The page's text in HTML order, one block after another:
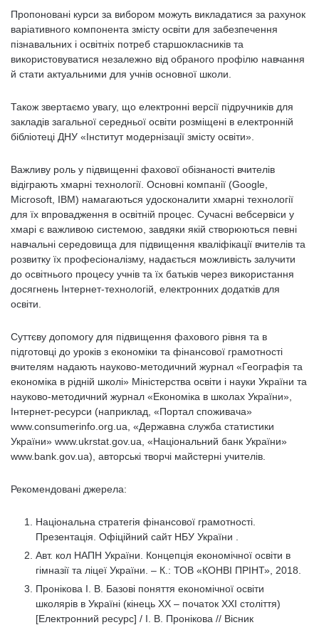
Пропоновані курси за вибором можуть викладатися за рахунок
варіативного компонента змісту освіти для забезпечення
пізнавальних і освітніх потреб старшокласників та
використовуватися незалежно від обраного профілю навчання
й стати актуальними для учнів основної школи.
Також звертаємо увагу, що електронні версії підручників для
закладів загальної середньої освіти розміщені в електронній
бібліотеці ДНУ «Інститут модернізації змісту освіти».
Важливу роль у підвищенні фахової обізнаності вчителів
відіграють хмарні технології. Основні компанії (Google,
Microsoft, IBM) намагаються удосконалити хмарні технології
для їх впровадження в освітній процес. Сучасні вебсервіси у
хмарі є важливою системою, завдяки якій створюються певні
навчальні середовища для підвищення кваліфікації вчителів та
розвитку їх професіоналізму, надається можливість залучити
до освітнього процесу учнів та їх батьків через використання
досягнень Інтернет-технологій, електронних додатків для
освіти.
Суттєву допомогу для підвищення фахового рівня та в
підготовці до уроків з економіки та фінансової грамотності
вчителям надають науково-методичний журнал «Географія та
економіка в рідній школі» Міністерства освіти і науки України та
науково-методичний журнал «Економіка в школах України»,
Інтернет-ресурси (наприклад, «Портал споживача»
www.consumerinfo.org.ua, «Державна служба статистики
України» www.ukrstat.gov.ua, «Національний банк України»
www.bank.gov.ua), авторські творчі майстерні учителів.
Рекомендовані джерела:
Національна стратегія фінансової грамотності.
Презентація. Офіційний сайт НБУ України .
Авт. кол НАПН України. Концепція економічної освіти в
гімназії та ліцеї України. – К.: ТОВ «КОНВІ ПРІНТ», 2018.
Пронікова І. В. Базові поняття економічної освіти
школярів в Україні (кінець ХХ – початок ХХІ століття)
[Електронний ресурс] / І. В. Пронікова // Вісник